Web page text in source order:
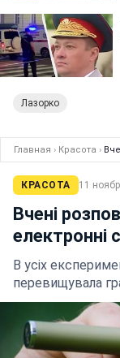
Лазорко
Главная › Красота ›
КРАСОТА 11
Вчені
електронні
В усіх
перевищувала